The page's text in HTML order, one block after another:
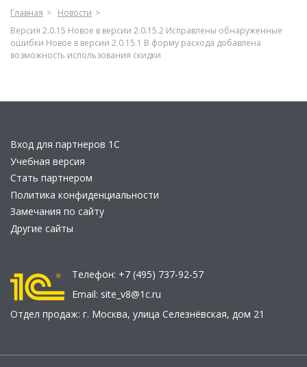
Главная
Новости
Версия 2.0.15 Новое в версии 2.0.15.2 Исправлены обнаруженные
ошибки Новое в версии 2.0.15.1 В форму расхода добавлена
возможность использования скидки
Вход для партнеров 1С
Учебная версия
Стать партнером
Политика конфиденциальности
Замечания по сайту
Другие сайты
Телефон: +7 (495) 737-92-57
Email: site_v8@1c.ru
Отдел продаж: г. Москва, улица Селезнёвская, дом 21